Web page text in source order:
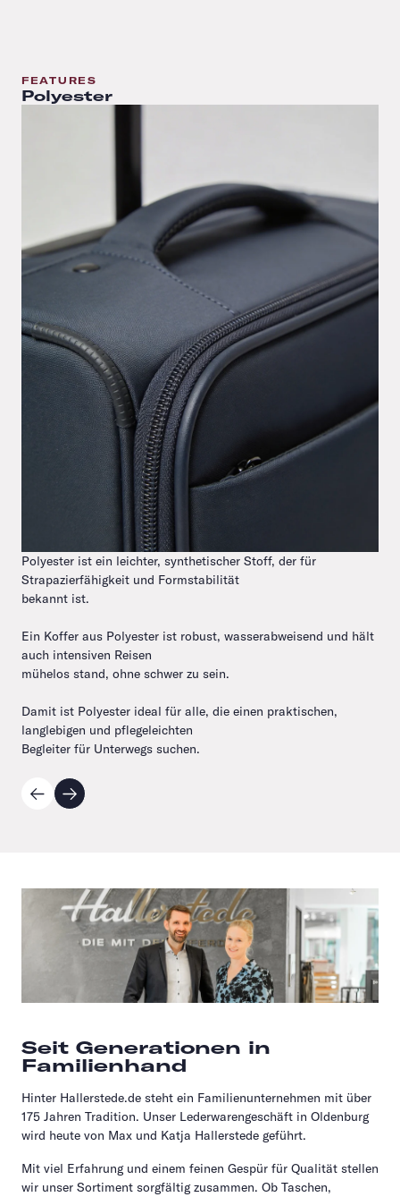
FEATURES
Polyester
Polyester ist ein leichter, synthetischer Stoff, der für
Strapazierfähigkeit und Formstabilität
bekannt ist.
Ein Koffer aus Polyester ist robust, wasserabweisend und hält
auch intensiven Reisen
mühelos stand, ohne schwer zu sein.
Damit ist Polyester ideal für alle, die einen praktischen,
langlebigen und pflegeleichten
Begleiter für Unterwegs suchen.
Seit Generationen in
Familienhand
Hinter Hallerstede.de steht ein Familienunternehmen mit über
175 Jahren Tradition. Unser Lederwarengeschäft in Oldenburg
wird heute von Max und Katja Hallerstede geführt.
Mit viel Erfahrung und einem feinen Gespür für Qualität stellen
wir unser Sortiment sorgfältig zusammen. Ob Taschen,